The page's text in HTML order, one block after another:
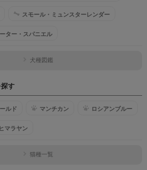
スモール・ミュンスターレンダー
ター・スパニエル
犬種図鑑
す
ルド マンチカン ロシアンブルー
ヒマラヤン
猫種一覧